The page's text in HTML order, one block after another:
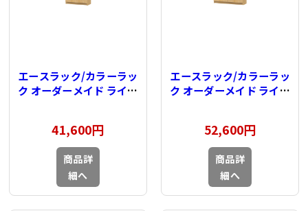
エースラック/カラーラッ
ク オーダーメイド ライン
44cm（タフタイプ）
41,600円
商品詳
細へ
エースラック/カラーラッ
ク オーダーメイド ライン
59cm（タフタイプ）
52,600円
商品詳
細へ